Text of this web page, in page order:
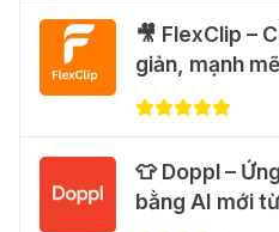
🐈 Nhận miễn
hình ảnh mỗi
31 Thg 07 2026
🎁 Hướng dẫn
tháng miễn phí
🎥 FlexClip –
giản, mạnh mẽ
👕 Doppl –
bằng AI mới